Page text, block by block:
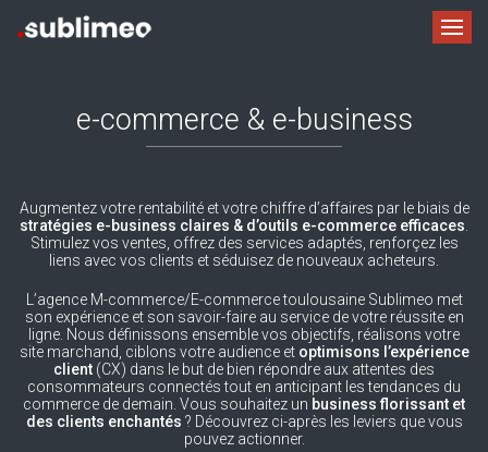
e-commerce & e-business
Augmentez votre rentabilité et votre chiffre d’affaires par le biais de
stratégies e-business claires & d’outils e-commerce efficaces
Stimulez vos ventes, offrez des services adaptés, renforçez les
liens avec vos clients et séduisez de nouveaux acheteurs.
L’agence M-commerce/E-commerce toulousaine Sublimeo met
son expérience et son savoir-faire au service de votre réussite en
ligne. Nous définissons ensemble vos objectifs, réalisons votre
site marchand, ciblons votre audience et optimisons l’expérience
client (CX) dans le but de bien répondre aux attentes des
consommateurs connectés tout en anticipant les tendances du
commerce de demain. Vous souhaitez un business florissant et
des clients enchantés ? Découvrez ci-après les leviers que vous
pouvez actionner.